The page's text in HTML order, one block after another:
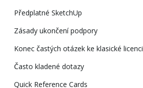
Předplatné SketchUp
Zásady ukončení podpory
Konec častých otázek ke klasické licenci
Často kladené dotazy
Quick Reference Cards